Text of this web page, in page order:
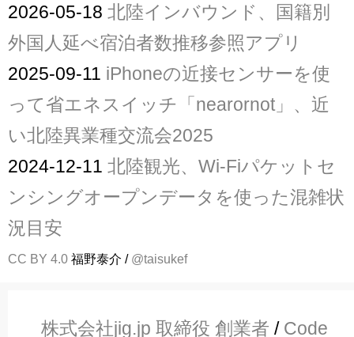
2026-05-18 北陸インバウンド、国籍別
外国人延べ宿泊者数推移参照アプリ
2025-09-11 iPhoneの近接センサーを使
って省エネスイッチ「nearornot」、近
い北陸異業種交流会2025
2024-12-11 北陸観光、Wi-Fiパケットセ
ンシングオープンデータを使った混雑状
況目安
CC BY 4.0 福野泰介 / @taisukef
株式会社jig.jp 取締役 創業者 / Code